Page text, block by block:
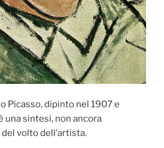
Picasso, dipinto nel 1907 e
una sintesi, non ancora
volto dell’artista.